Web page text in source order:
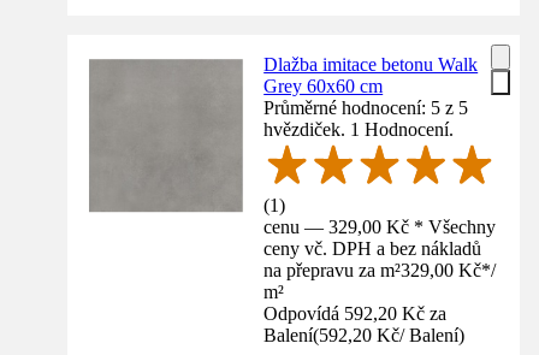
Dlažba imitace betonu Walk
Grey 60x60 cm
Průměrné hodnocení: 5 z 5
hvězdiček. 1 Hodnocení.
(1)
cenu — 329,00 Kč * Všechny
ceny vč. DPH a bez nákladů
na přepravu za m²329,00 Kč*/
m²
Odpovídá 592,20 Kč za
Balení(592,20 Kč/ Balení)